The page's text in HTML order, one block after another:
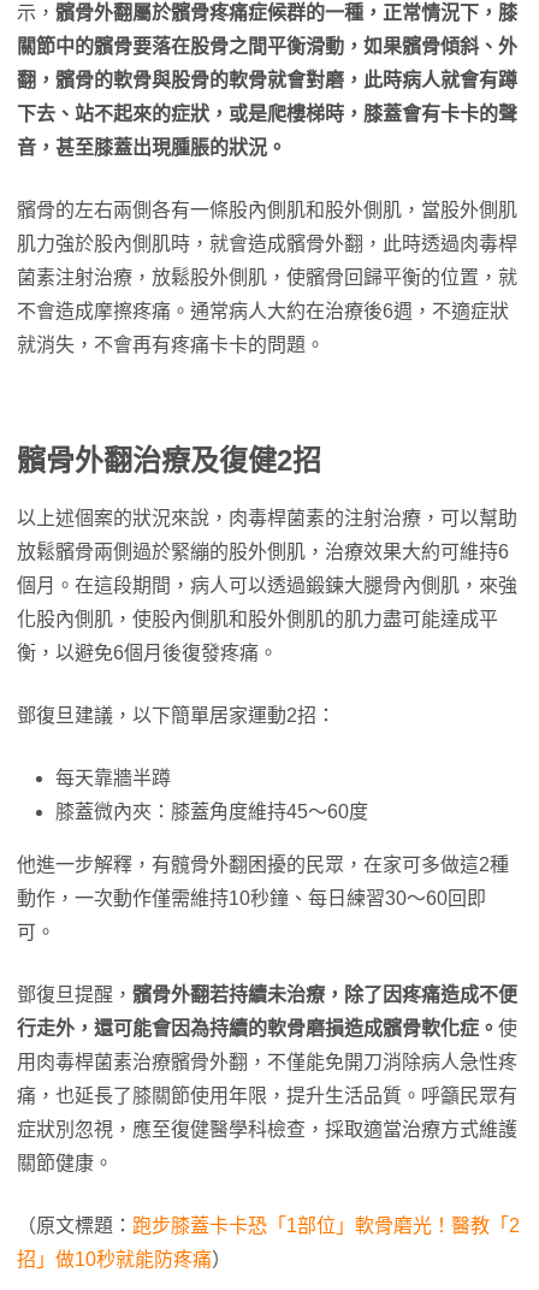
示， 髕骨外翻屬於髕骨疼痛症候群的一種，正常情況下，膝
關節中的髕骨要落在股骨之間平衡滑動，如果髕骨傾斜、外
翻，髕骨的軟骨與股骨的軟骨就會對磨，此時病人就會有蹲
下去、站不起來的症狀，或是爬樓梯時，膝蓋會有卡卡的聲
音，甚至膝蓋出現腫脹的狀況。
髕骨的左右兩側各有一條股內側肌和股外側肌，當股外側肌
肌力強於股內側肌時，就會造成髕骨外翻，此時透過肉毒桿
菌素注射治療，放鬆股外側肌，使髕骨回歸平衡的位置，就
不會造成摩擦疼痛。通常病人大約在治療後6週，不適症狀
就消失，不會再有疼痛卡卡的問題。
髕骨外翻治療及復健2招
以上述個案的狀況來說，肉毒桿菌素的注射治療，可以幫助
放鬆髕骨兩側過於緊繃的股外側肌，治療效果大約可維持6
個月。在這段期間，病人可以透過鍛鍊大腿骨內側肌，來強
化股內側肌，使股內側肌和股外側肌的肌力盡可能達成平
衡，以避免6個月後復發疼痛。
鄧復旦建議，以下簡單居家運動2招：
每天靠牆半蹲
膝蓋微內夾：膝蓋角度維持45～60度
他進一步解釋，有髖骨外翻困擾的民眾，在家可多做這2種
動作，一次動作僅需維持10秒鐘、每日練習30～60回即
可。
鄧復旦提醒， 髕骨外翻若持續未治療，除了因疼痛造成不便
行走外，還可能會因為持續的軟骨磨損造成髕骨軟化症。 使
用肉毒桿菌素治療髕骨外翻，不僅能免開刀消除病人急性疼
痛，也延長了膝關節使用年限，提升生活品質。呼籲民眾有
症狀別忽視，應至復健醫學科檢查，採取適當治療方式維護
關節健康。
（原文標題： 跑步膝蓋卡卡恐「1部位」軟骨磨光！醫教「2
招」做10秒就能防疼痛）